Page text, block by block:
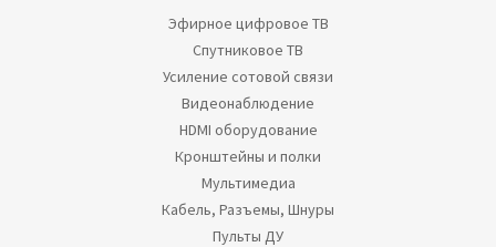
Эфирное цифровое ТВ
Спутниковое ТВ
Усиление сотовой связи
Видеонаблюдение
HDMI оборудование
Кронштейны и полки
Мультимедиа
Кабель, Разъемы, Шнуры
Пульты ДУ